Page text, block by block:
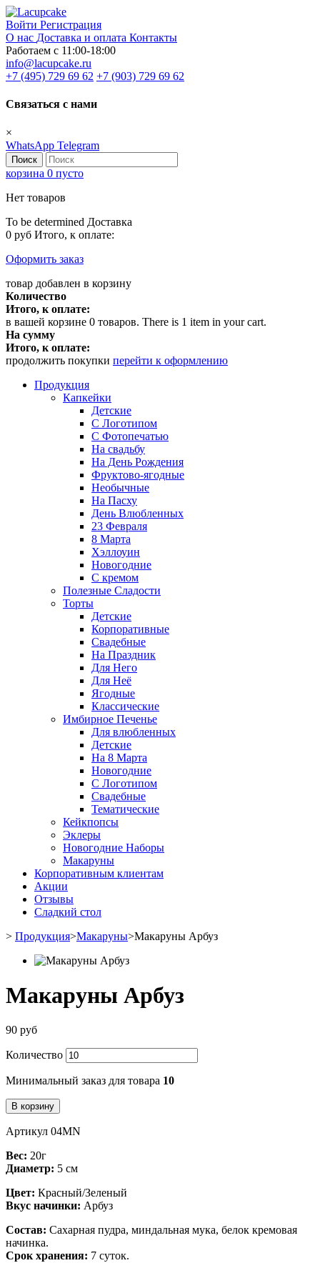
Войти Регистрация
О нас Доставка и оплата Контакты
Работаем с 11:00-18:00
info@lacupcake.ru
+7 (495) 729 69 62 +7 (903) 729 69 62
Связаться с нами
×
WhatsApp Telegram
Поиск
корзина 0 пусто
Нет товаров
To be determined Доставка
0 руб Итого, к оплате:
Оформить заказ
товар добавлен в корзину
Количество
Итого, к оплате:
в вашей корзине 0 товаров. There is 1 item in your cart.
На сумму
Итого, к оплате:
продолжить покупки перейти к оформлению
Продукция
Капкейки
Детские
С Логотипом
С Фотопечатью
На свадьбу
На День Рождения
Фруктово-ягодные
Необычные
На Пасху
День Влюбленных
23 Февраля
8 Марта
Хэллоуин
Новогодние
С кремом
Полезные Сладости
Торты
Детские
Корпоративные
Свадебные
На Праздник
Для Него
Для Неё
Ягодные
Классические
Имбирное Печенье
Для влюбленных
Детские
На 8 Марта
Новогодние
С Логотипом
Свадебные
Тематические
Кейкпопсы
Эклеры
Новогодние Наборы
Макаруны
Корпоративным клиентам
Акции
Отзывы
Сладкий стол
> Продукция>Макаруны>Макаруны Арбуз
Макаруны Арбуз
90 руб
Количество
Минимальный заказ для товара 10
В корзину
Артикул 04MN
Вес: 20г
Диаметр: 5 см
Цвет: Красный/Зеленый
Вкус начинки: Арбуз
Состав: Сахарная пудра, миндальная мука, белок кремовая
начинка.
Срок хранения: 7 суток.